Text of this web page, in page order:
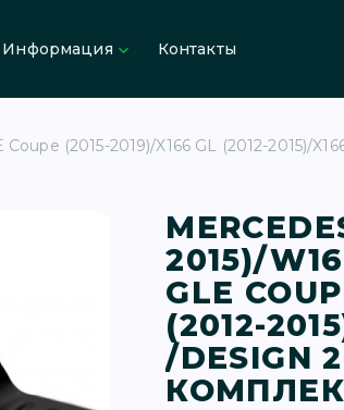
Информация Контакты
(2015-2019)/X166 GL (2012-2015)/
2015)/
GLE
(2012-
/DESIGN